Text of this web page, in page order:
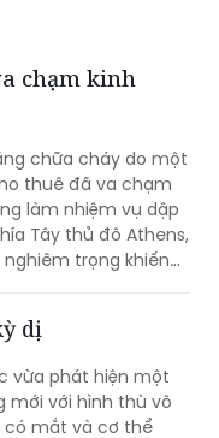
chạm kinh
chữa cháy do một
thuê đã va chạm
làm nhiệm vụ dập
Tây thủ đô Athens,
nghiêm trọng khiến
dị
vừa phát hiện một
với hình thù vô
mắt và cơ thể
có thể nhìn thấy
là "cá ác quỷ",